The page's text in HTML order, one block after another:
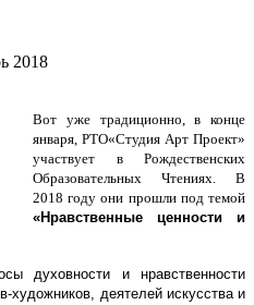
2018
Вот уже традиционно, в конце
января, РТО«Студия Арт Проект»
участвует в Рождественских
Образовательных Чтениях. В
2018 году они прошли под темой
«Нравственные ценности и
духовности и нравственности
художников, деятелей искусства и